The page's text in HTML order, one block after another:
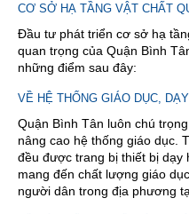
CƠ SỞ HẠ TẦNG VẬT CHẤT
Đầu tư phát triển cơ sở hạ
quan trọng của Quận Bình
những điểm sau đây:
VỀ HỆ THỐNG GIÁO DỤC,
Quận Bình Tân luôn chú
nâng cao hệ thống giáo dục.
đều được trang bị thiết bị dạy
mang đến chất lượng giáo
người dân trong địa phương